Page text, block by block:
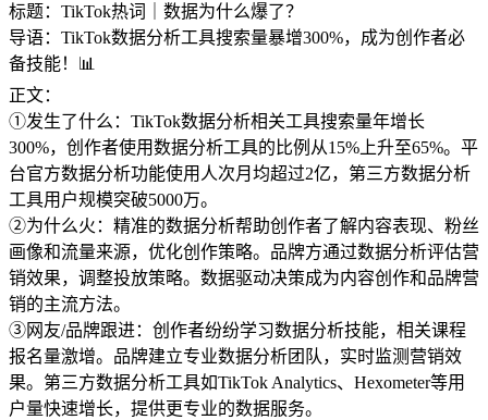
标题：TikTok热词｜数据为什么爆了？
导语：TikTok数据分析工具搜索量暴增300%，成为创作者必
备技能！📊
正文：
①发生了什么：TikTok数据分析相关工具搜索量年增长
300%，创作者使用数据分析工具的比例从15%上升至65%。平
台官方数据分析功能使用人次月均超过2亿，第三方数据分析
工具用户规模突破5000万。
②为什么火：精准的数据分析帮助创作者了解内容表现、粉丝
画像和流量来源，优化创作策略。品牌方通过数据分析评估营
销效果，调整投放策略。数据驱动决策成为内容创作和品牌营
销的主流方法。
③网友/品牌跟进：创作者纷纷学习数据分析技能，相关课程
报名量激增。品牌建立专业数据分析团队，实时监测营销效
果。第三方数据分析工具如TikTok Analytics、Hexometer等用
户量快速增长，提供更专业的数据服务。